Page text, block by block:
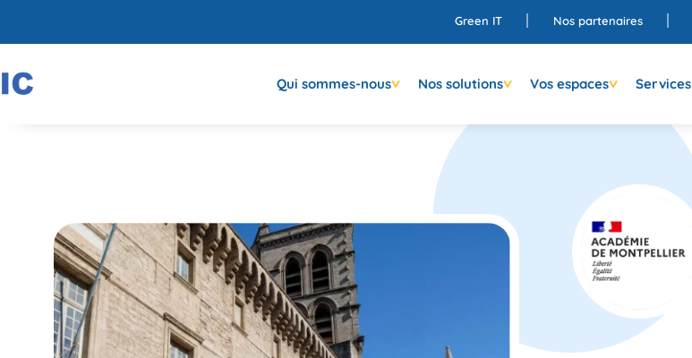
Green IT Nos partenaires
Qui sommes-nous Nos solutions Vos espaces Services